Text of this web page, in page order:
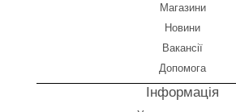
Магазини
Новини
Вакансії
Допомога
Інформація